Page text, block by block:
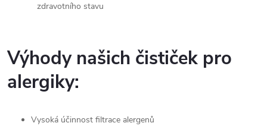
zdravotního stavu
Výhody našich čističek pro
alergiky:
Vysoká účinnost filtrace alergenů